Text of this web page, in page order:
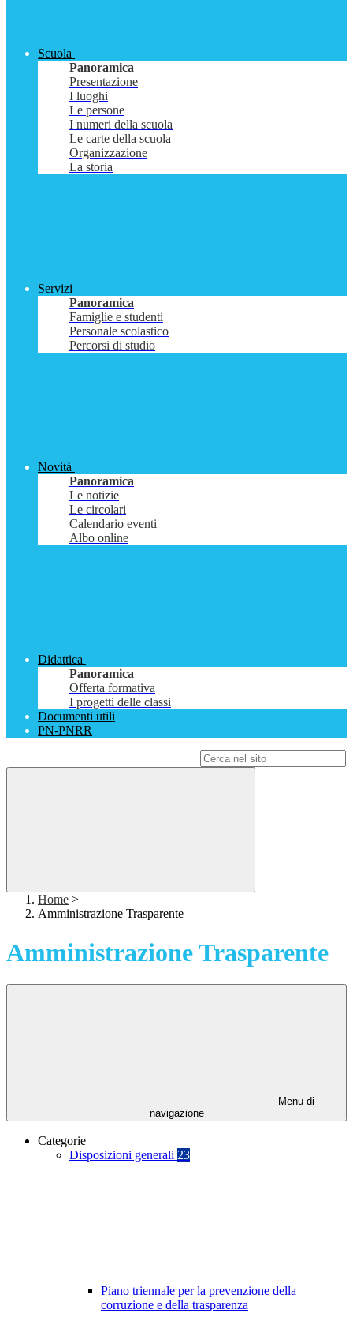
Scuola
Panoramica
Presentazione
I luoghi
Le persone
I numeri della scuola
Le carte della scuola
Organizzazione
La storia
Servizi
Panoramica
Famiglie e studenti
Personale scolastico
Percorsi di studio
Novità
Panoramica
Le notizie
Le circolari
Calendario eventi
Albo online
Didattica
Panoramica
Offerta formativa
I progetti delle classi
Documenti utili
PN-PNRR
Home >
Amministrazione Trasparente
Amministrazione Trasparente
Menu di
navigazione
Categorie
Disposizioni generali 23
Piano triennale per la prevenzione della
corruzione e della trasparenza